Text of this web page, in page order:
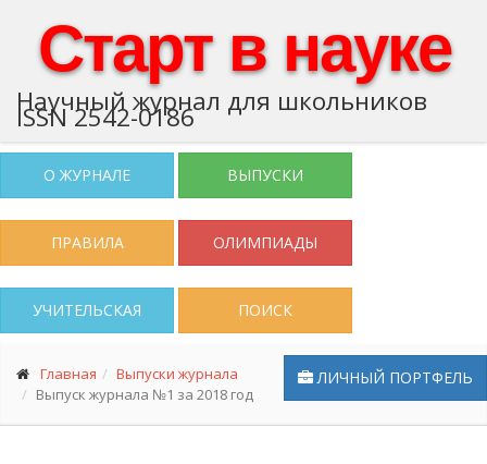
Старт в науке
Научный журнал для школьников
ISSN 2542-0186
О ЖУРНАЛЕ ВЫПУСКИ
ПРАВИЛА ОЛИМПИАДЫ
УЧИТЕЛЬСКАЯ ПОИСК
ЛИЧНЫЙ ПОРТФЕЛЬ
Главная
Выпуски журнала
Выпуск журнала №1 за 2018 год